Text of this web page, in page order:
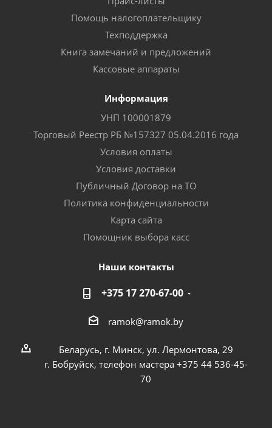
Помощь налогоплательщику
Техподдержка
Книга замечаний и предложений
Кассовые аппараты
Информация
УНП 100001879
Торговый Реестр РБ №157327 05.04.2016 года
Условия оплаты
Условия доставки
Публичный Договор на ТО
Политика конфиденциальности
Карта сайта
Помощник выбора касс
Наши контакты
+375 17 270-67-00
ramok@ramok.by
Беларусь, г. Минск, ул. Лермонтова, 29
г. Бобруйск, телефон мастера +375 44 536-45-
70